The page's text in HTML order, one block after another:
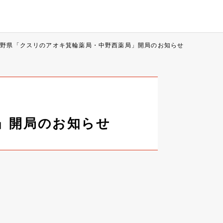
県「クスリのアオキ箕輪薬局・中野西薬局」開局のお知らせ
開局のお知らせ